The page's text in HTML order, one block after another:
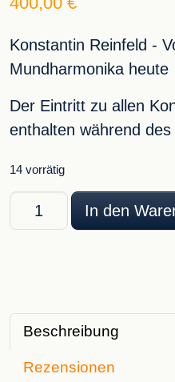
Konstantin Reinfeld -
Mundharmonika heute
Der Eintritt zu allen
enthalten während
14 vorrätig
Konstantin Reinfeld - Von
In den
Beschreibung
Rezensionen